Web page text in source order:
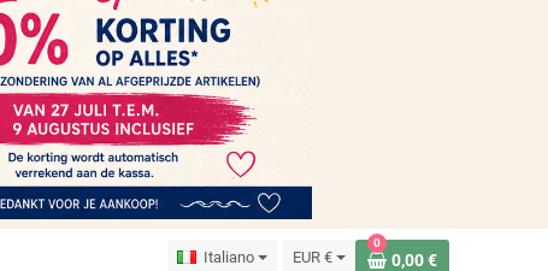
Italiano EUR €
0
0,00 €